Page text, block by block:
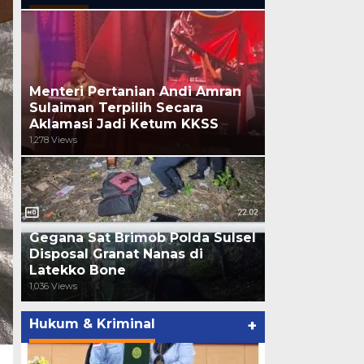
Menteri Pertanian Andi Amran
Sulaiman Terpilih Secara
Aklamasi Jadi Ketum KKSS
1,278 Views
Gegana Sat Brimob Polda Sulsel
Disposal Granat Nanas di
Latekko Bone
1,036 Views
Hukum & Kriminal +